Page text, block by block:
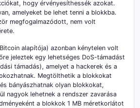
hogy érvényesíthessék azokat.
amelyeket be lehet tenni a blokkba.
megfogalmazódott, nem volt
alapítója) azonban kénytelen volt
jeleztek egy lehetséges DoS-támadást
támadás), amelyet a hackerek és a
Megtölthetik a blokkokat
bányászhatnak olyan blokkokat,
nagyok lehetnek a rendszer zavarása
a blokkok 1 MB méretkorlátot